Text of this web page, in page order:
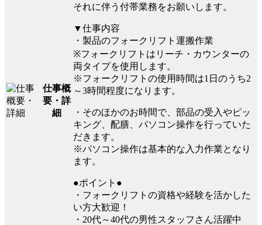
仕事概
要・詳
細
それに伴う付帯業務をお願いします。
▼仕事内容
・製品のフォークリフト運搬作業
※フォークリフトはリーチ・カウンターの
両タイプを使用します。
※フォークリフトの使用時間は1日のうち2
～3時間程度になります。
・そのほかのお時間で、部品の受入やピッ
キング、配膳、パソコン操作を行っていた
だきます。
※パソコン操作は基本的な入力作業となり
ます。
●ポイント●
・フォークリフトの資格や経験を活かした
い方大歓迎！
・20代～40代の男性スタッフさん活躍中